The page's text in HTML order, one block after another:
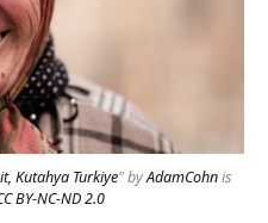
Kutahya Turkiye" byAdamCohnis
BY-NC-ND 2.0